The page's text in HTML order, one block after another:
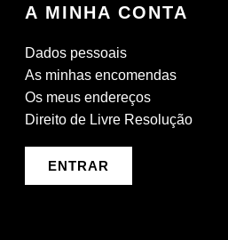
A MINHA CONTA
Dados pessoais
As minhas encomendas
Os meus endereços
Direito de Livre Resolução
ENTRAR